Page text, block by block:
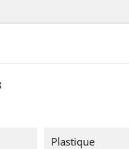
Plastique